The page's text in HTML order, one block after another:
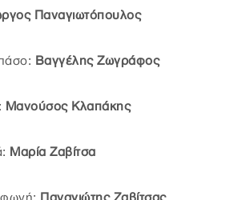
Παναγιωτόπουλος
Βαγγέλης Ζωγράφος
Μανούσος Κλαπάκης
Μαρία Ζαβίτσα